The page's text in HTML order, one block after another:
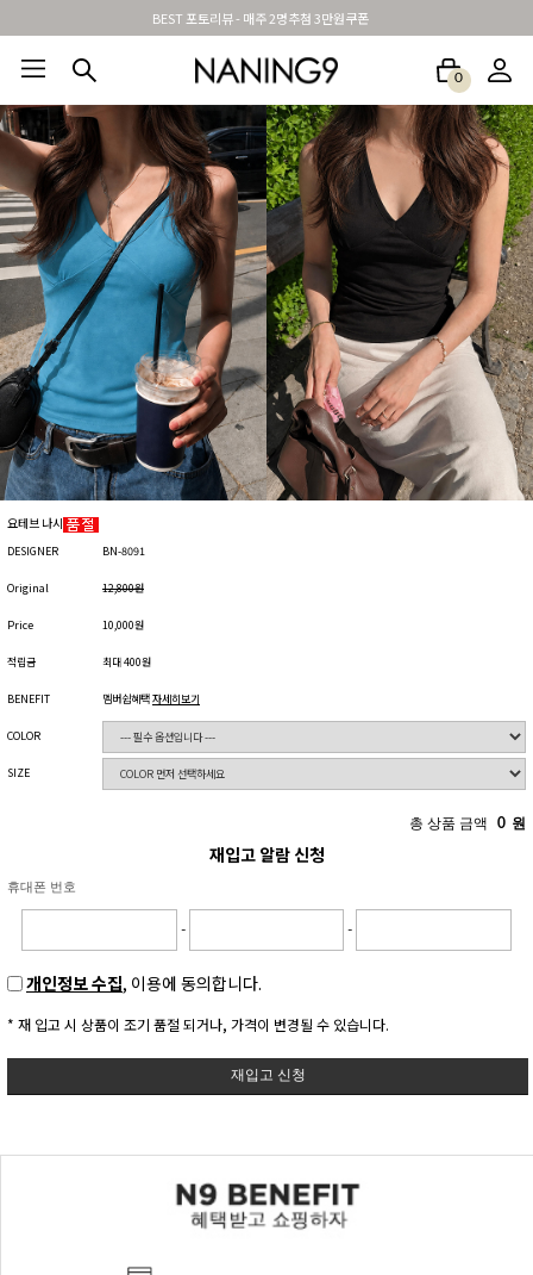
신규가입시 무료배송 + 2천원할인쿠폰
0
BEST100🤍 NEW5% 베스트재진행 썸머여행룩 아울렛 하객&모임룩
요테브 나시
DESIGNER BN-8091
Original 12,800원
Price 10,000원
적립금 최대 400원
BENEFIT 멤버쉽혜택자세히보기
COLOR
SIZE
총 상품 금액 0 원
재입고 알람 신청
휴대폰 번호
- -
개인정보 수집, 이용에 동의합니다.
* 재 입고 시 상품이 조기 품절 되거나, 가격이 변경될 수 있습니다.
재입고 신청